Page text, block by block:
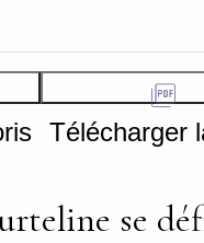
Télécharger
se